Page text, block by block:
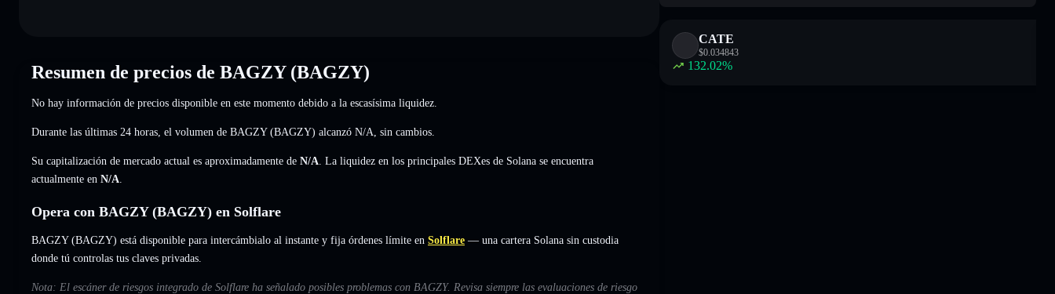
Resumen de precios de BAGZY (BAGZY)
No hay información de precios disponible en este momento debido a la escasísima liquidez.
Durante las últimas 24 horas, el volumen de BAGZY (BAGZY) alcanzó N/A sin cambios
Su capitalización de mercado actual es aproximadamente de N/A . La liquidez en los principales DEXes de Solana se encuentra
actualmente en N/A
Opera con BAGZY (BAGZY) en Solflare
BAGZY (BAGZY) está disponible para intercámbialo al instante y fija órdenes límite en Solflare — una cartera Solana sin custodia
donde tú controlas tus claves privadas.
Nota: El escáner de riesgos integrado de Solflare ha señalado posibles problemas con BAGZY. Revisa siempre las evaluaciones de riesgo
CATE
$0.034843
132.02%